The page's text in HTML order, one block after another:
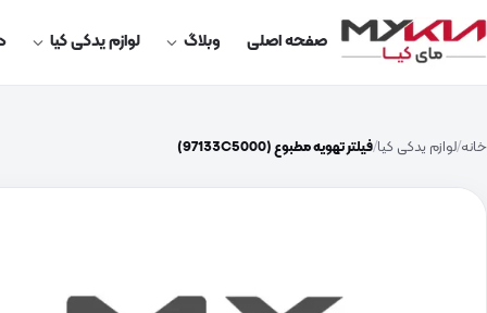
صفحه اصلی وبلاگ لوازم یدکی کیا
خانه لوازم یدکی کیا فیلتر تهویه مطبوع (97133C5000)